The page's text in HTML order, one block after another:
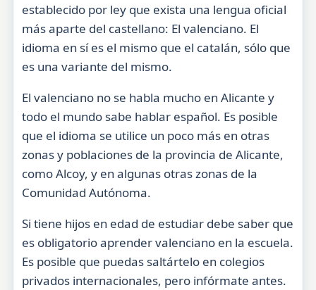
establecido por ley que exista una lengua oficial
más aparte del castellano: El valenciano. El
idioma en sí es el mismo que el catalán, sólo que
es una variante del mismo.
El valenciano no se habla mucho en Alicante y
todo el mundo sabe hablar español. Es posible
que el idioma se utilice un poco más en otras
zonas y poblaciones de la provincia de Alicante,
como Alcoy, y en algunas otras zonas de la
Comunidad Autónoma.
Si tiene hijos en edad de estudiar debe saber que
es obligatorio aprender valenciano en la escuela.
Es posible que puedas saltártelo en colegios
privados internacionales, pero infórmate antes.